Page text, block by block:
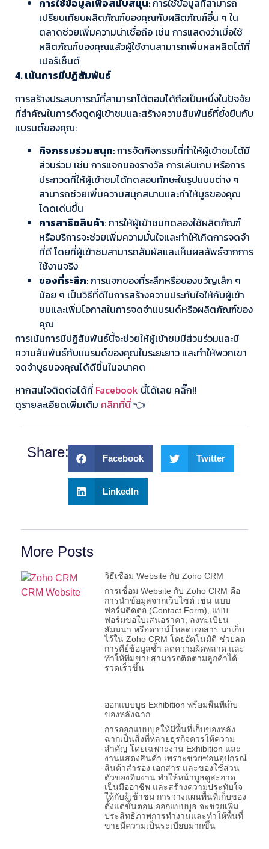
การใช้ข้อมูลเพื่อสนับสนุน: การใช้ข้อมูลที่สามารถ
เปรียบเทียบผลิตภัณฑ์ของคุณกับผลิตภัณฑ์อื่น ๆ ใน
ตลาดช่วยเพิ่มความน่าเชื่อถือ เช่น การแสดงว่าเมื่อใช้
ผลิตภัณฑ์ของคุณแล้วผู้ใช้งานสามารถเพิ่มผลผลิตได้กี่
เปอร์เซ็นต์
4. เน้นการมีปฏิสัมพันธ์
การสร้างประสบการณ์ที่สามารถโต้ตอบได้ถือเป็นหนึ่งในปัจจัย
ที่สำคัญในการดึงดูดผู้เข้าชมและสร้างความสัมพันธ์ที่ยั่งยืนกับ
แบรนด์ของคุณ:
กิจกรรมร่วมสนุก: การจัดกิจกรรมที่ทำให้ผู้เข้าชมได้มี
ส่วนร่วม เช่น การแจกของรางวัล การเล่นเกม หรือการ
ประกวดที่ให้ผู้เข้าชมได้ทดสอบทักษะในรูปแบบต่าง ๆ
สามารถช่วยเพิ่มความสนุกสนานและทำให้บูธของคุณ
โดดเด่นขึ้น
การสาธิตสินค้า: การให้ผู้เข้าชมทดลองใช้ผลิตภัณฑ์
หรือบริการจะช่วยเพิ่มความมั่นใจและทำให้เกิดการจดจำ
ที่ดี โดยที่ผู้เข้าชมสามารถสัมผัสและเห็นผลลัพธ์จากการ
ใช้งานจริง
ของที่ระลึก: การแจกของที่ระลึกหรือของขวัญเล็ก ๆ
น้อย ๆ เป็นวิธีที่ดีในการสร้างความประทับใจให้กับผู้เข้า
ชมและเพิ่มโอกาสในการจดจำแบรนด์หรือผลิตภัณฑ์ของ
คุณ
การเน้นการมีปฏิสัมพันธ์นี้จะช่วยให้ผู้เข้าชมมีส่วนร่วมและมี
ความสัมพันธ์กับแบรนด์ของคุณในระยะยาว และทำให้พวกเขา
จดจำบูธของคุณได้ดีขึ้นในอนาคต
หากสนใจติดต่อได้ที่ Facebook นี้ได้เลย คลิ๊ก!!
ดูรายละเอียดเพิ่มเติม คลิกที่นี่👈
Share: Facebook Twitter
LinkedIn
More Posts
วิธีเชื่อม Website กับ Zoho CRM
การเชื่อม Website กับ Zoho CRM คือ
การนำข้อมูลจากเว็บไซต์ เช่น แบบ
ฟอร์มติดต่อ (Contact Form), แบบ
ฟอร์มขอใบเสนอราคา, ลงทะเบียน
สัมมนา หรือดาวน์โหลดเอกสาร มาเก็บ
ไว้ใน Zoho CRM โดยอัตโนมัติ ช่วยลด
การคีย์ข้อมูลซ้ำ ลดความผิดพลาด และ
ทำให้ทีมขายสามารถติดตามลูกค้าได้
รวดเร็วขึ้น
ออกแบบบูธ Exhibition พร้อมพื้นที่เก็บ
ของหลังฉาก
การออกแบบบูธให้มีพื้นที่เก็บของหลัง
ฉากเป็นสิ่งที่หลายธุรกิจควรให้ความ
สำคัญ โดยเฉพาะงาน Exhibition และ
งานแสดงสินค้า เพราะช่วยซ่อนอุปกรณ์
สินค้าสำรอง เอกสาร และของใช้ส่วน
ตัวของทีมงาน ทำให้หน้าบูธดูสะอาด
เป็นมืออาชีพ และสร้างความประทับใจ
ให้กับผู้เข้าชม การวางแผนพื้นที่เก็บของ
ตั้งแต่ขั้นตอน ออกแบบบูธ จะช่วยเพิ่ม
ประสิทธิภาพการทำงานและทำให้พื้นที่
ขายมีความเป็นระเบียบมากขึ้น